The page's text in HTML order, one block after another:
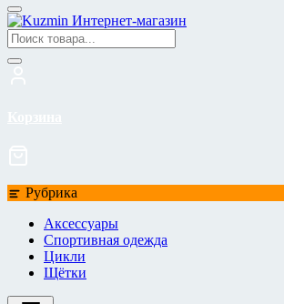
Рубрика
Аксессуары
Спортивная одежда
Цикли
Щётки